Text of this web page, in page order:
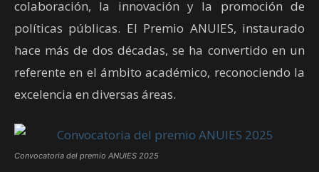
colaboración, la innovación y la promoción de
políticas públicas. El Premio ANUIES, instaurado
hace más de dos décadas, se ha convertido en un
referente en el ámbito académico, reconociendo la
excelencia en diversas áreas.
Convocatoria del premio ANUIES 2025